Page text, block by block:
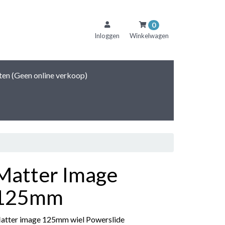
Inloggen
0
Winkelwagen
Uw winkelwagen is leeg.
(Geen online verkoop)
Image
image 125mm wiel Powerslide